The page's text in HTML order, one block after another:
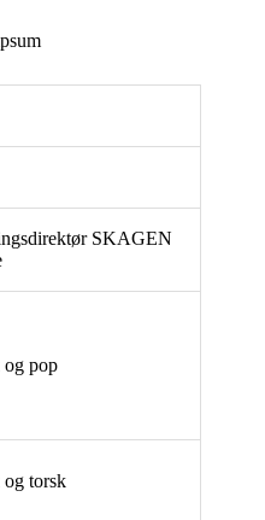
SKAGEN
og pop
torsk